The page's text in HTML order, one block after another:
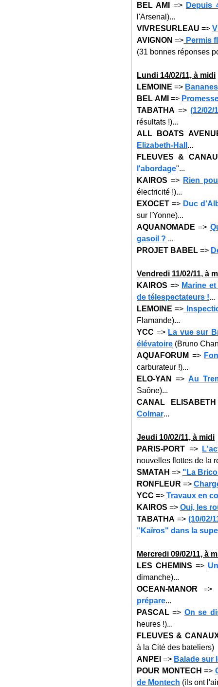
BEL AMI => Depuis
l'Arsenal)...
VIVRESURLEAU =>
AVIGNON => Permis
(31 bonnes réponses
Lundi 14/02/11, à midi
LEMOINE => Bananes
BEL AMI =>
TABATHA => (12/
résultats !)...
ALL BOATS
Elizabeth-Hall ...
FLEUVES &
l'abordage"...
KAIROS => Rien
électricité !)...
EXOCET => Duc
sur l'Yonne)...
AQUANOMADE =>
gasoil ? ...
PROJET BABEL =>
Vendredi 11/02/11, à
KAIROS => Marine
de télespectateurs !...
LEMOINE =>
Flamande)...
YCC => La vue sur
élévatoire (Bruno
AQUAFORUM =>
carburateur !)...
ELO-YAN
=> Au
Saône)...
CANAL ELISABETH
Colmar...
Jeudi 10/02/11, à midi
PARIS-PORT =>
nouvelles flottes de la
SMATAH => "La
RONFLEUR =>
YCC => Travaux en
KAIROS => Oui, les
TABATHA =>(10/02/
"Kaïros" dans la
Mercredi 09/02/11, à
LES CHEMINS =>
dimanche)...
OCEAN-MANOR=>
prépare...
PASCAL=> On se
heures !)...
FLEUVES &
à la Cité des bateliers)
ANPEI => Balade sur
POUR MONTECH =>
de Montech (ils ont